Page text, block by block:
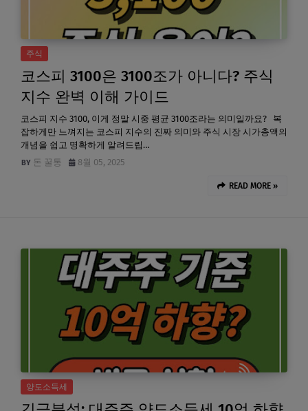
주식
코스피 3100은 3100조가 아니다? 주식
지수 완벽 이해 가이드
코스피 지수 3100, 이게 정말 시중 평균 3100조라는 의미일까요? 복
잡하게만 느껴지는 코스피 지수의 진짜 의미와 주식 시장 시가총액의
개념을 쉽고 명확하게 알려드립…
돈 꿀통
8월 05, 2025
READ MORE »
양도소득세